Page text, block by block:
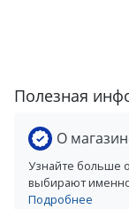
Полезная
О
Узнайте больше
выбирают
Подробнее